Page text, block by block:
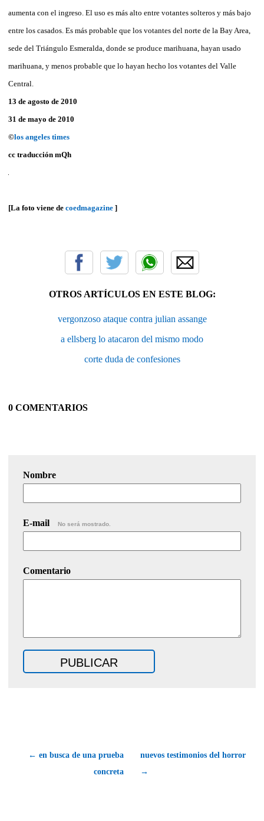
aumenta con el ingreso. El uso es más alto entre votantes solteros y más bajo
entre los casados. Es más probable que los votantes del norte de la Bay Area,
sede del Triángulo Esmeralda, donde se produce marihuana, hayan usado
marihuana, y menos probable que lo hayan hecho los votantes del Valle
Central.
13 de agosto de 2010
31 de mayo de 2010
©los angeles times
cc traducción mQh
[La foto viene de coedmagazine ]
OTROS ARTÍCULOS EN ESTE BLOG:
vergonzoso ataque contra julian assange
a ellsberg lo atacaron del mismo modo
corte duda de confesiones
0 COMENTARIOS
Nombre
E-mail No será mostrado.
Comentario
← en busca de una prueba
concreta
nuevos testimonios del horror
→